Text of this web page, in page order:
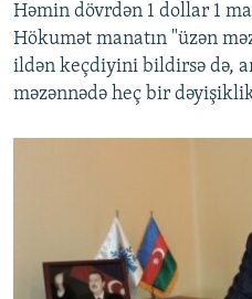
Həmin dövrdən 1 dollar 1
Hökumət manatın "üzən
ildən keçdiyini bildirsə də,
məzənnədə heç bir